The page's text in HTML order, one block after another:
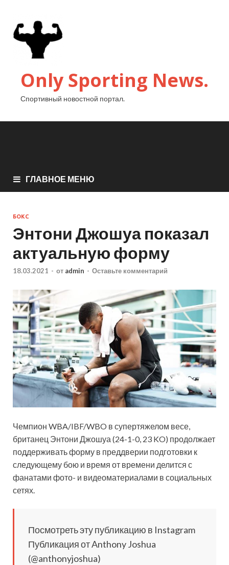
Only Sporting News.
Спортивный новостной портал.
ГЛАВНОЕ МЕНЮ
БОКС
Энтони Джошуа показал
актуальную форму
18.03.2021 - от admin - Оставьте комментарий
Чемпион WBA/IBF/WBO в супертяжелом весе,
британец Энтони Джошуа (24-1-0, 23 KO) продолжает
поддерживать форму в преддверии подготовки к
следующему бою и время от времени делится с
фанатами фото- и видеоматериалами в социальных
сетях.
Посмотреть эту публикацию в Instagram
Публикация от Anthony Joshua
(@anthonyjoshua)